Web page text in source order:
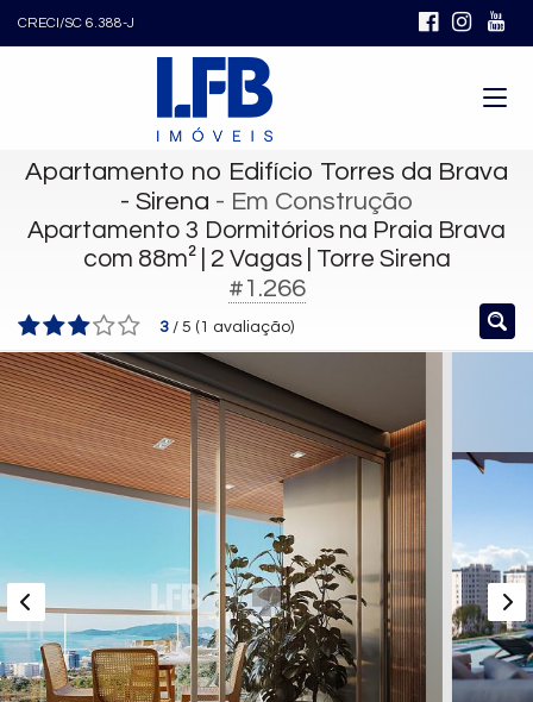
CRECI/SC 6.388-J
Apartamento no Edifício Torres da Brava
- Sirena - Em Construção
Apartamento 3 Dormitórios na Praia Brava
com 88m² | 2 Vagas | Torre Sirena
#1.266
3 / 5 ( 1 avaliação)